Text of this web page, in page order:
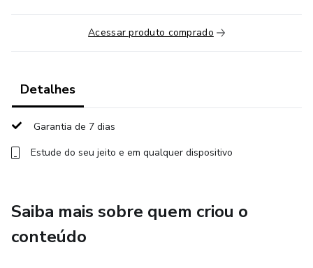
Acessar produto comprado
Detalhes
Garantia de 7 dias
Estude do seu jeito e em qualquer dispositivo
Saiba mais sobre quem criou o
conteúdo